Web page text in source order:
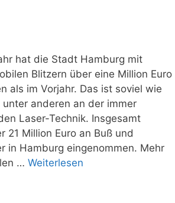
hat die Stadt Hamburg mit
Blitzern über eine Million Euro
als im Vorjahr. Das ist soviel wie
anderen an der immer
Laser-Technik. Insgesamt
21 Million Euro an Buß und
in Hamburg eingenommen. Mehr
… Weiterlesen